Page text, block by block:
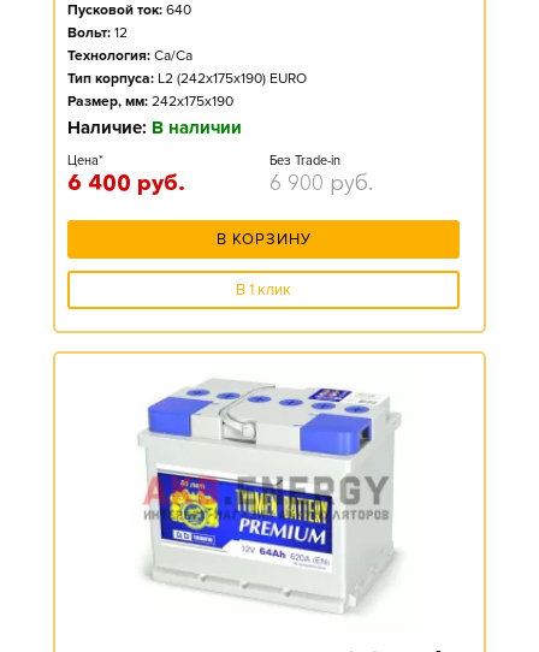
Пусковой ток: 640
Вольт: 12
Технология: Ca/Ca
Тип корпуса: L2 (242x175x190) EURO
Размер, мм: 242x175x190
Наличие: В наличии
Цена*
6 400 руб.
Без Trade-in
6 900 руб.
В КОРЗИНУ
В 1 клик